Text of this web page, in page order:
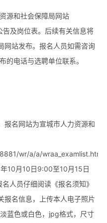
源和社会保障局网站
及岗位表。后续有关信息将
网站发布。报名人员如需咨询
的电话与选聘单位联系。
报名网站为宣城市人力资源和
wr/a/a/
10月10日9:00至10月15日
人员仔细阅读《报名须知》
报名信息，上传本人电子照片
蓝色或白色，jpg格式，尺寸